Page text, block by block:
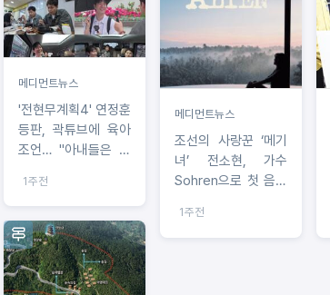
메디먼트뉴스
'전현무계획4' 연정훈
등판, 곽튜브에 육아
조언… "아내들은 노
어"
1주전
메디먼트뉴스
조선의 사랑꾼 ‘메기
녀’ 전소현, 가수
Sohren으로 첫 음원
‘Alien’ 재해석
1주전